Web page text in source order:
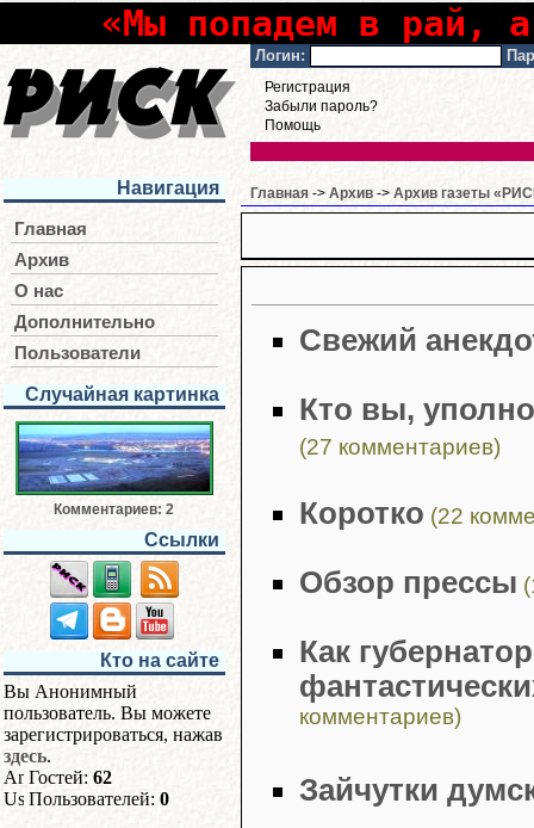
«Мы попадем в рай,
Логин:
Регистрация
Забыли пароль?
Помощь
Навигация
Главная
Архив
О нас
Дополнительно
Пользователи
Случайная картинка
Комментариев: 2
Ссылки
Кто на сайте
Вы Анонимный
пользователь. Вы можете
зарегистрироваться, нажав
здесь.
Гостей: 62
Пользователей: 0
Главная -> Архив -> Архив газеты
Свежий
Кто вы,
(27 комментариев)
Коротко (22
Обзор прессы
Как
комментариев)
Зайчутки